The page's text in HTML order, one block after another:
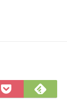
Pocket
に
で